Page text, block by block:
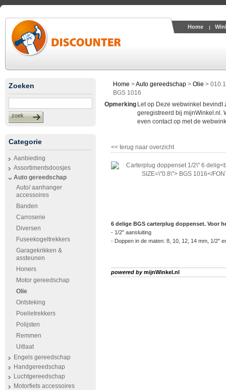
Home
Zoeken
zoek
Categorie
Aanbieding
Assortimentsdoosjes
Auto gereedschap
Auto/ aanhanger
accessoires
Banden
Carroserie
Diversen
Fuseekogeltrekkers
Garagekrikken &
assteunen
Honers
Motor gereedschap
Olie
Ontsteking
Poelietrekkers
Polijsten
Remmen
Uitlaat
Engels gereedschap
Handgereedschap
Luchtgereedschap
Motorfiets accessoires
Home >Auto gereedschap > Olie >
BGS 1016
Opmerking Let op Deze webwinkel
geregistreerd bij mijnWinkel.nl.
even contact op met de
<< terug naar overzicht
6 delige BGS carterplug doppenset. Voor
- 1/2" aansluiting
- Doppen in de maten: 8, 10, 12, 14 mm, 1/2"
powered bymijnWinkel.nl